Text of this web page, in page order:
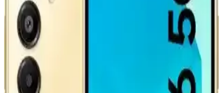
Teknoloji Meraklıları İçin Yenilikçi ve İşlevsel Hediye
Seçenekleri
Teknoloji meraklılarına hediye seçerken işlevsel ve yenilikçi ürünler
ön planda tutulmalı. Çoklu şarj istasyonları, taşınabilir depolama,
ergonomik aksesuarlar ve teknik tamir setleri ideal seçeneklerdir.
GM ve LG'nin Lityum Mangan Zengin